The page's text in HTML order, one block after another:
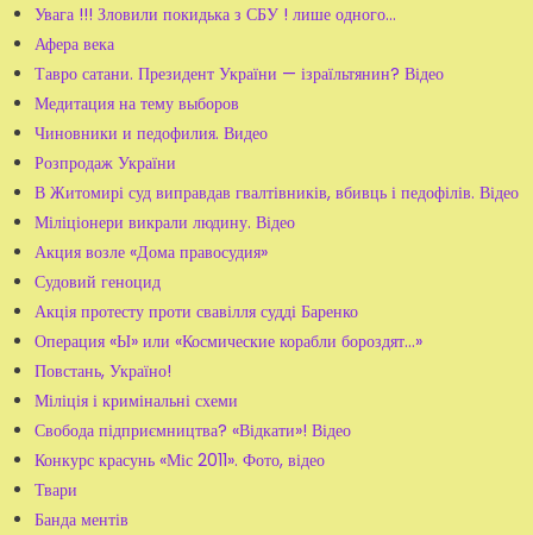
Увага !!! Зловили покидька з СБУ ! лише одного...
Афера века
Тавро сатани. Президент України — ізраїльтянин? Відео
Медитация на тему выборов
Чиновники и педофилия. Видео
Розпродаж України
В Житомирі суд виправдав гвалтівників, вбивць і педофілів. Відео
Міліціонери викрали людину. Відео
Акция возле «Дома правосудия»
Судовий геноцид
Акція протесту проти свавілля судді Баренко
Операция «Ы» или «Космические корабли бороздят...»
Повстань, Україно!
Міліція і кримінальні схеми
Свобода підприємництва? «Відкати»! Відео
Конкурс красунь «Міс 2011». Фото, відео
Твари
Банда ментів